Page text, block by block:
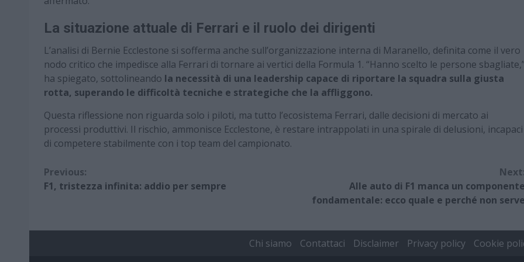
La situazione attuale di Ferrari e il ruolo dei dirigenti
L’analisi di Bernie Ecclestone si sofferma anche sull’organizzazione interna di Maranello, definita come il vero
nodo critico che impedisce alla Ferrari di tornare ai vertici della Formula 1. “Hanno scelto le persone sbagliate,”
ha spiegato, sottolineando la necessità di una leadership capace di riportare la squadra sulla giusta
rotta, superando le difficoltà tecniche e strategiche che la affliggono.
Questa riflessione non riguarda solo i piloti, ma tutto l’ecosistema Ferrari, dalle decisioni di mercato ai
processi produttivi. Il rischio, ammonisce Ecclestone, è restare intrappolati in una spirale di delusioni, incapaci
di competere stabilmente con i top team del campionato.
Continue
Previous:
F1, tristezza infinita: addio per sempre
Next:
Alle auto di F1 manca un componente
fondamentale: ecco quale e perché non serve
Chi siamo Contattaci Disclaimer Privacy policy Cookie